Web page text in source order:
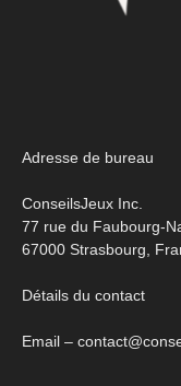
Adresse de bureau
ConseilsJeux Inc.
77 rue du Faubourg-
67000 Strasbourg,
Détails du contact
Email –